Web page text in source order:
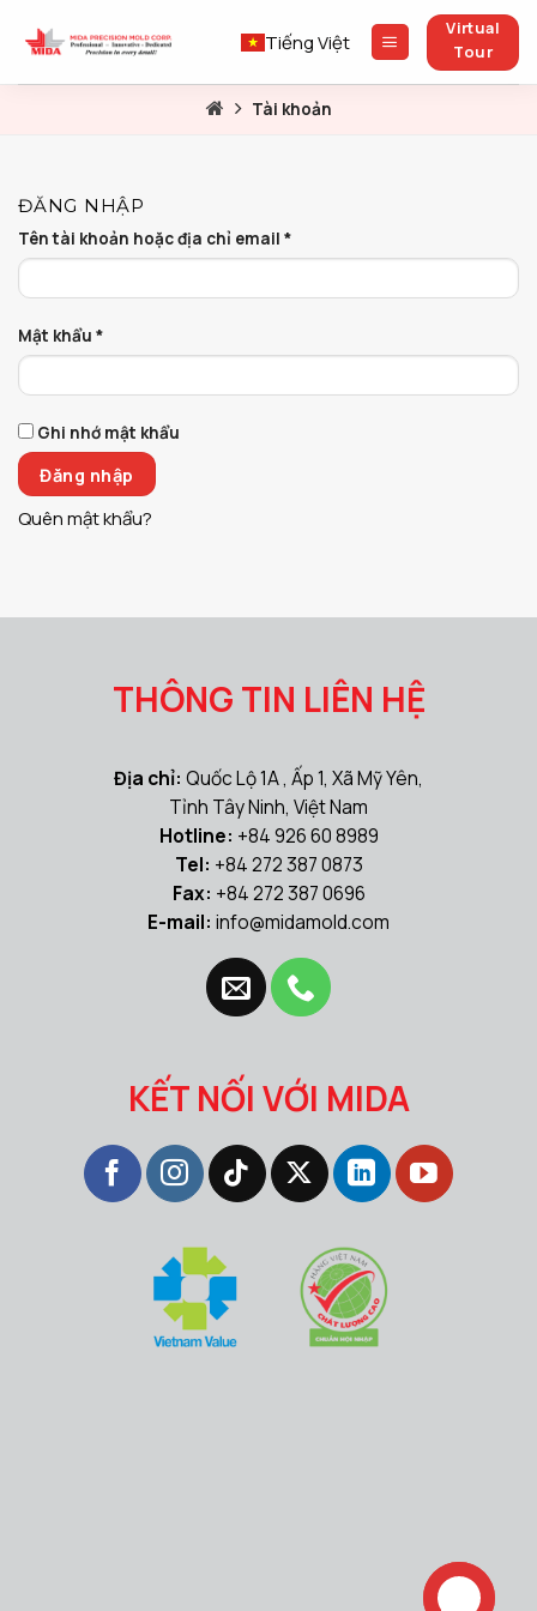
Tiếng Việt
Virtual
Tour
Tài khoản
ĐĂNG NHẬP
Tên tài khoản hoặc địa chỉ email *
Mật khẩu *
Ghi nhớ mật khẩu
Đăng nhập
Quên mật khẩu?
THÔNG TIN LIÊN HỆ
Địa chỉ: Quốc Lộ 1A , Ấp 1, Xã Mỹ Yên,
Tỉnh Tây Ninh, Việt Nam
Hotline: +84 926 60 8989
Tel: +84 272 387 0873
Fax: +84 272 387 0696
E-mail: info@midamold.com
KẾT NỐI VỚI MIDA